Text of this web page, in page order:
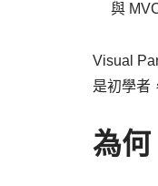
與
Visual
是初學者
為何